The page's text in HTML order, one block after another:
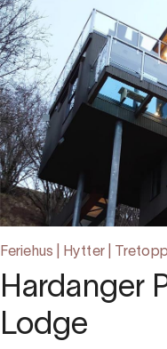
Feriehus | Hytter |
Hardanger
Lodge